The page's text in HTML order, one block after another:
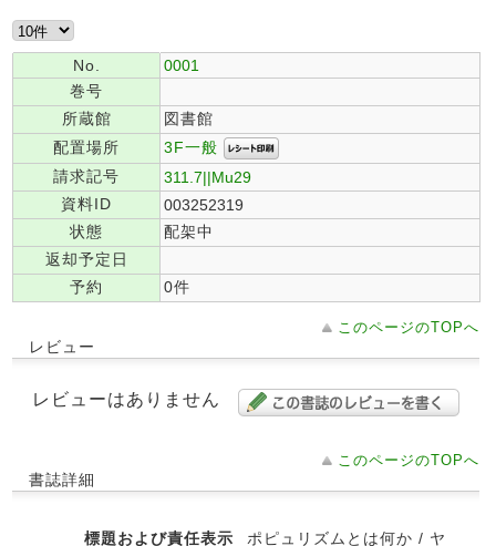
No.
0001
巻号
所蔵館
図書館
配置場所
3F一般
請求記号
311.7||Mu29
資料ID
003252319
状態
配架中
返却予定日
予約
0件
このページのTOPへ
レビュー
レビューはありません
このページのTOPへ
書誌詳細
標題および責任表示
ポピュリズムとは何か / ヤ